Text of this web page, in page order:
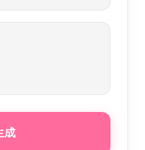
成